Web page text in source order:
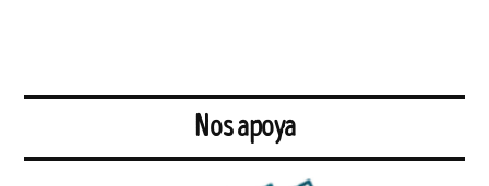
Nos apoya